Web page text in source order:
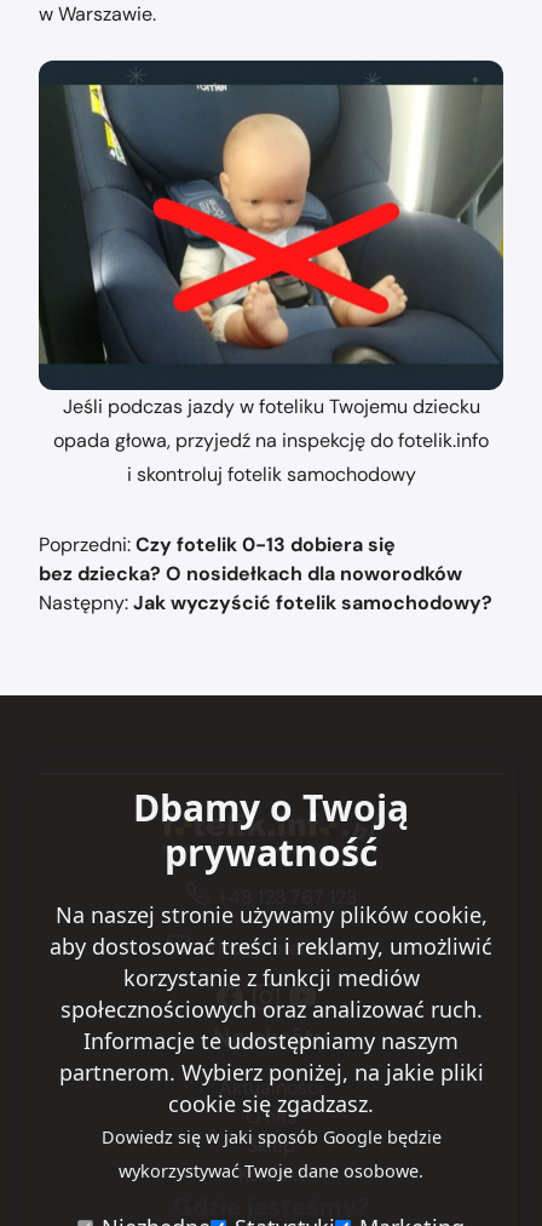
w Warszawie.
Jeśli podczas jazdy w foteliku Twojemu dziecku
opada głowa, przyjedź na inspekcję do fotelik.info
i skontroluj fotelik samochodowy
Nawigacja
wpisu
Poprzedni:Czy fotelik 0-13 dobiera się
bez dziecka? O nosidełkach dla noworodków
Następny:Jak wyczyścić fotelik samochodowy?
sklep@fotelik.info.pl
Na skróty
Aktualności
O nas
Sklep
Kontakt
Dbamy o Twoją
prywatność
Na naszej stronie używamy plików cookie,
aby dostosować treści i reklamy, umożliwić
korzystanie z funkcji mediów
społecznościowych oraz analizować ruch.
Informacje te udostępniamy naszym
partnerom. Wybierz poniżej, na jakie pliki
cookie się zgadzasz.
Dowiedz się w jaki sposób Google będzie
wykorzystywać Twoje dane osobowe.